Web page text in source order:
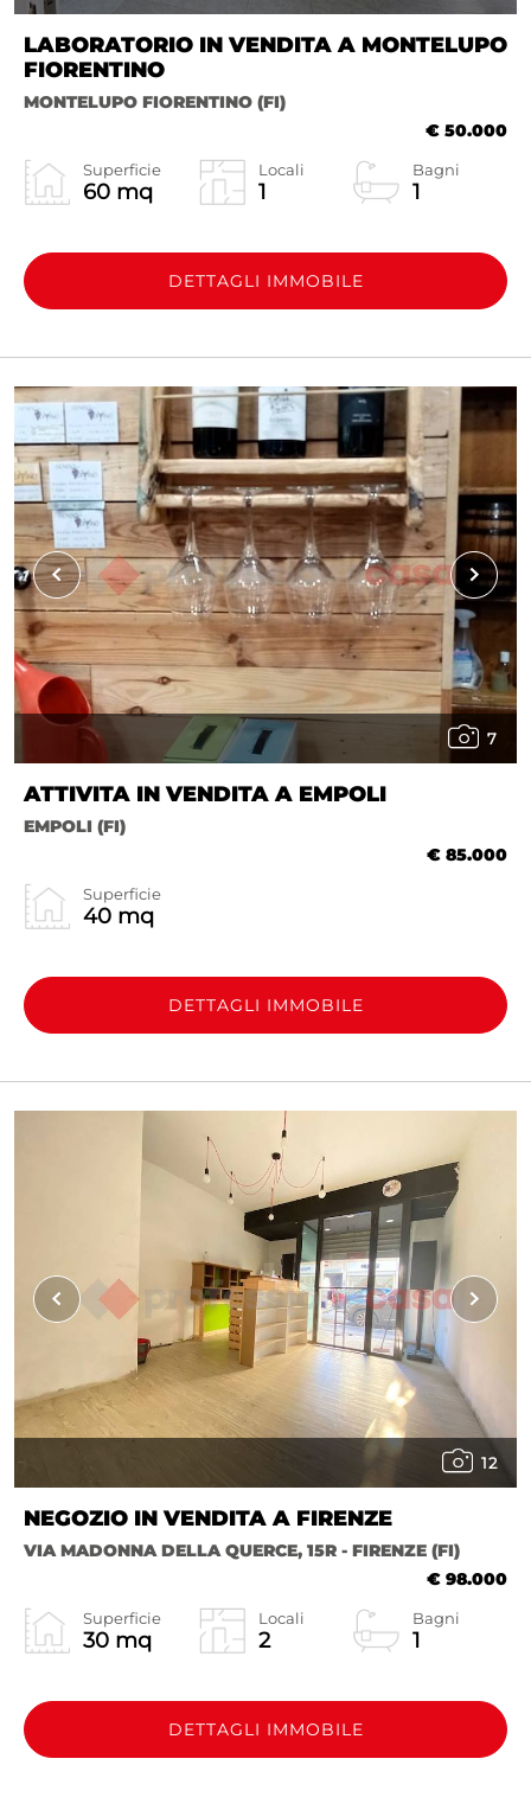
LABORATORIO IN VENDITA A MONTELUPO
FIORENTINO
MONTELUPO FIORENTINO (FI)
€ 50.000
Superficie
60 mq
Locali
1
Bagni
1
DETTAGLI IMMOBILE
7
ATTIVITA IN VENDITA A EMPOLI
EMPOLI (FI)
€ 85.000
Superficie
40 mq
DETTAGLI IMMOBILE
12
NEGOZIO IN VENDITA A FIRENZE
VIA MADONNA DELLA QUERCE, 15R - FIRENZE (FI)
€ 98.000
Superficie
30 mq
Locali
2
Bagni
1
DETTAGLI IMMOBILE